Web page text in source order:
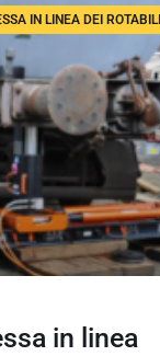
IN LINEA DEI ROTABILI
in linea